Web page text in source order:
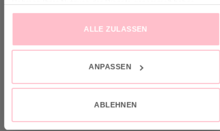
ALLE ZULASSEN
ANPASSEN
ABLEHNEN
VERTRAG WIDERRUFEN
GOOD-NEWS-LETTER